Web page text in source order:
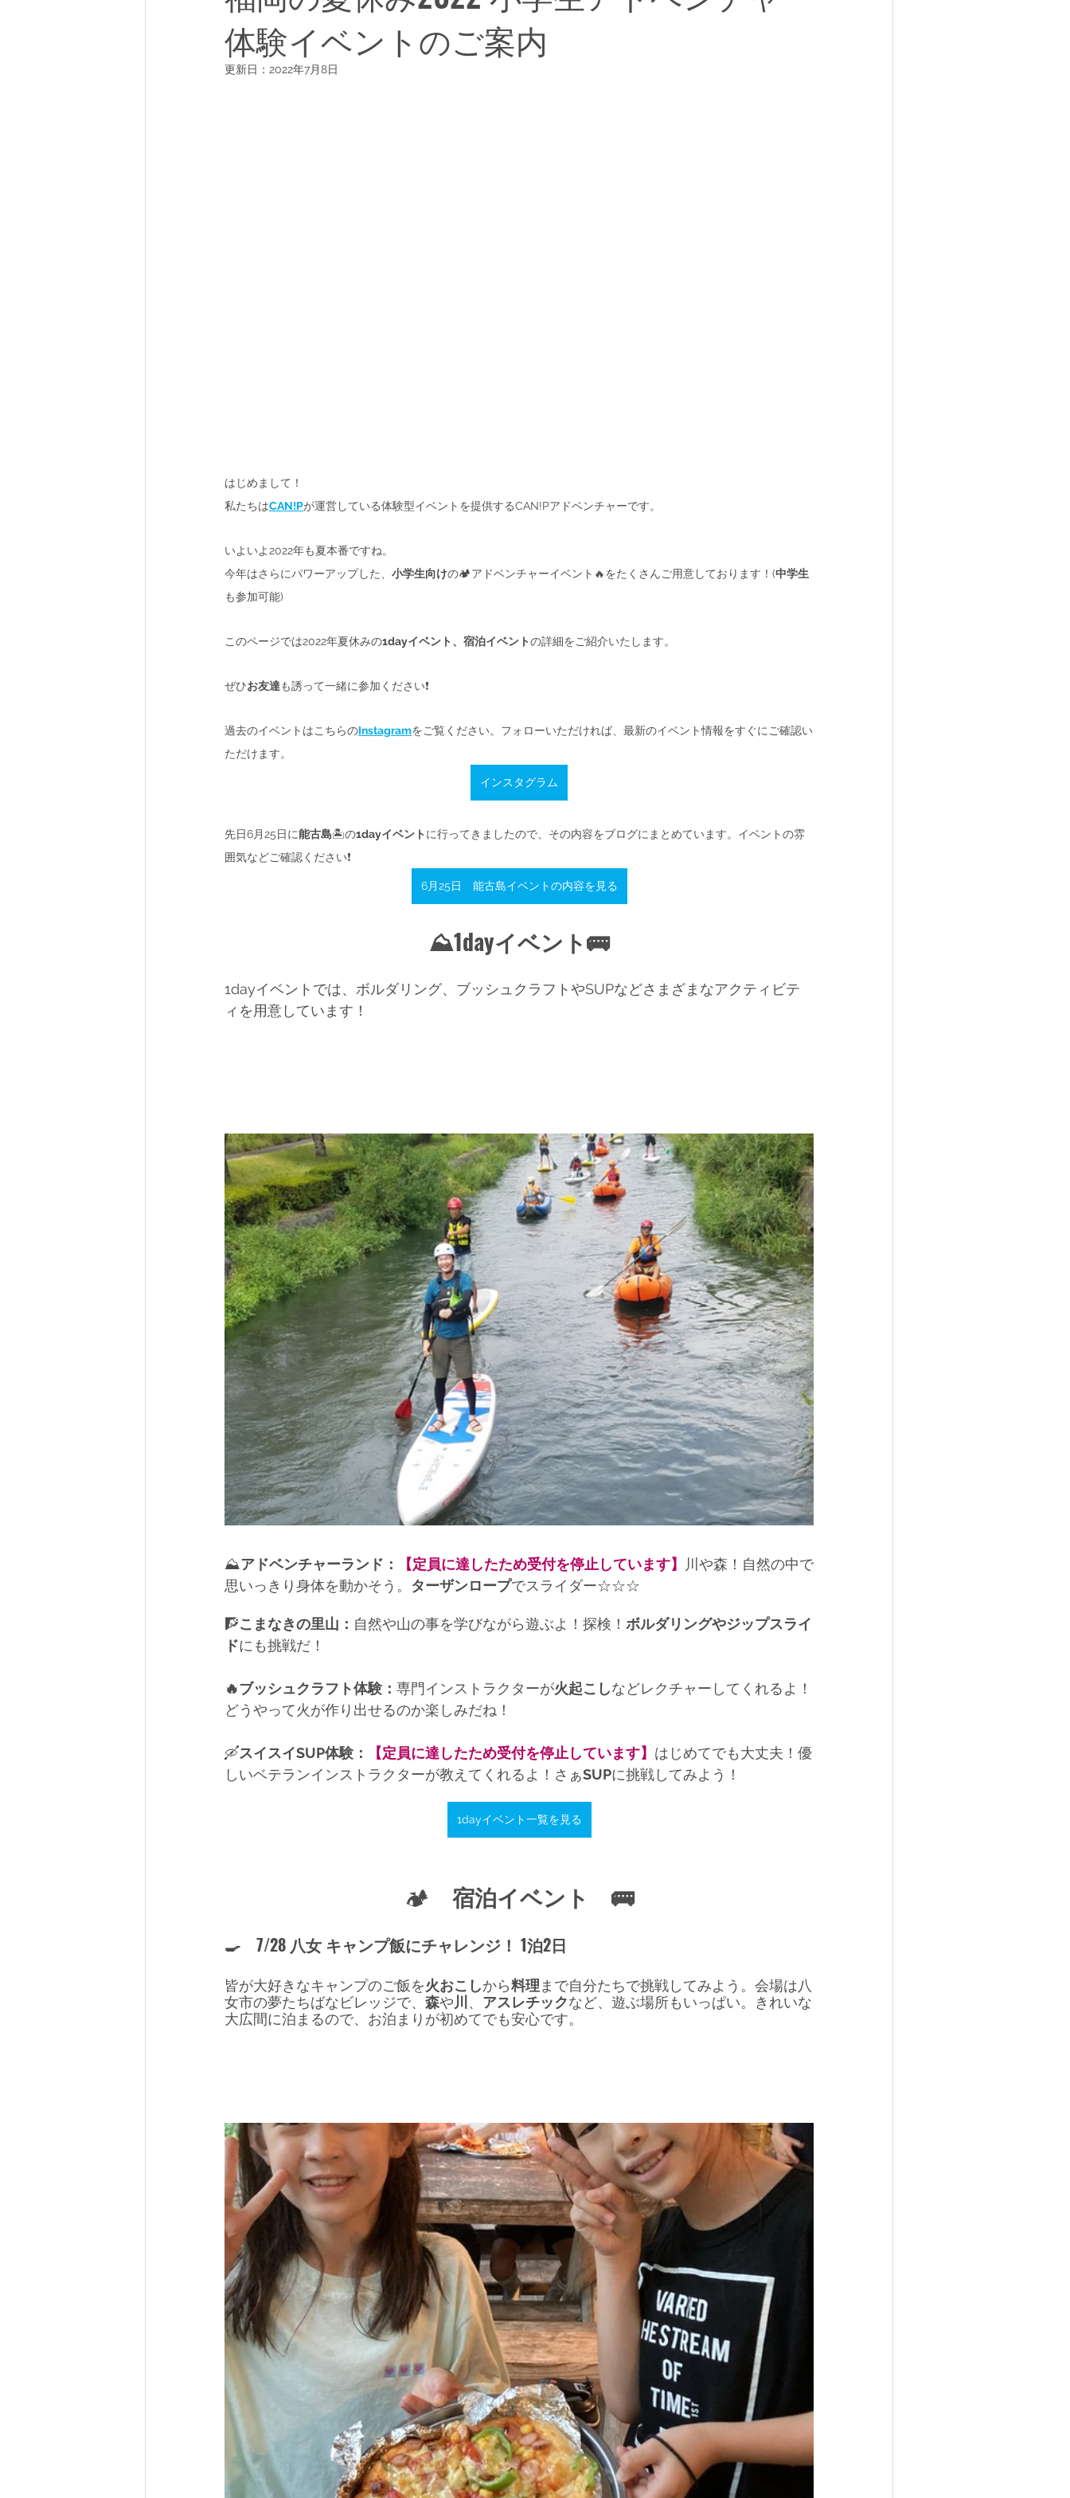
体験イベントのご案内
更新日： 2022年7月8日
はじめまして！
私たちはCAN!Pが運営している体験型イベントを提供するCAN!Pアドベンチャーです。
いよいよ2022年も夏本番ですね。
今年はさらにパワーアップした、 小学生向けの🏕アドベンチャーイベント🔥をたくさんご用意しております！(中学生
も参加可能)
このページでは2022年夏休みの1dayイベント、宿泊イベントの詳細をご紹介いたします。
ぜひお友達も誘って一緒に参加ください❗️
過去のイベントはこちらのInstagramをご覧ください。フォローいただければ、最新のイベント情報をすぐにご確認い
ただけます。
インスタグラム
先日6月25日に能古島🏝の1dayイベント に行ってきましたので、その内容をブログにまとめています。イベントの雰
囲気などご確認ください❗️
6月25日 能古島イベントの内容を見る
⛰1dayイベント🚌
1dayイベントでは、ボルダリング、ブッシュクラフトやSUPなどさまざまなアクティビテ
ィを用意しています！
⛰️アドベンチャーランド： 【定員に達したため受付を停止しています】
川や森！自然の中で
思いっきり身体を動かそう。 ターザンロープでスライダー☆☆☆
🧗こまなきの里山： 自然や山の事を学びながら遊ぶよ！探検！ ボルダリングやジップスライ
ドにも挑戦だ！
🔥ブッシュクラフト体験： 専門インストラクターが火起こしなどレクチャーしてくれるよ！
どうやって火が作り出せるのか楽しみだね！
🛶スイスイSUP体験： 【定員に達したため受付を停止しています】 はじめてでも大丈夫！優
しいベテランインストラクターが教えてくれるよ！さぁSUPに挑戦してみよう！
1dayイベント一覧を見る
🏕️ 宿泊イベント　🚌
🍳　7/28 八女 キャンプ飯にチャレンジ！ 1泊2日
皆が大好きなキャンプのご飯を火おこしから料理 まで自分たちで挑戦してみよう。会場は八
女市の夢たちばなビレッジで、 森や川 、 アスレチックなど、遊ぶ場所もいっぱい。きれいな
大広間に泊まるので、お泊まりが初めてでも安心です。